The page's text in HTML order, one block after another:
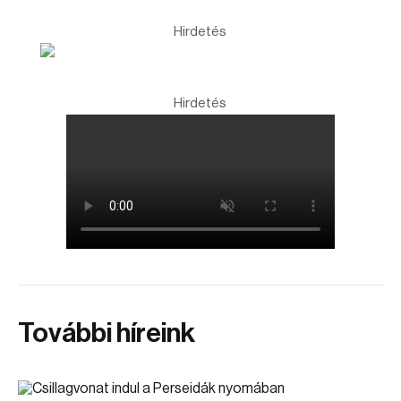
Hirdetés
Hirdetés
További híreink